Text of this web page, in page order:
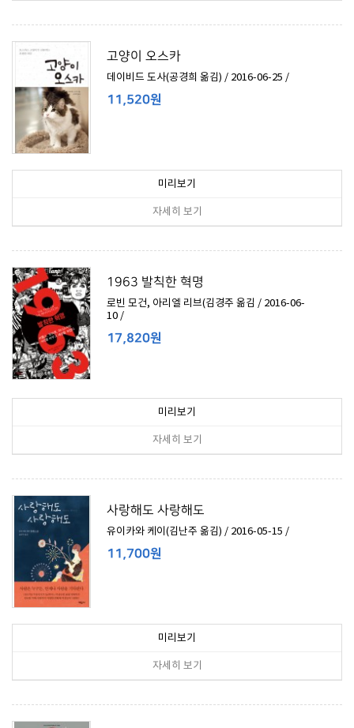
고양이 오스카
데이비드 도사(공경희 옮김) / 2016-06-25 /
11,520원
미리보기
자세히 보기
1963 발칙한 혁명
로빈 모건, 아리엘 리브(김경주 옮김 / 2016-06-
10 /
17,820원
미리보기
자세히 보기
사랑해도 사랑해도
유이카와 케이(김난주 옮김) / 2016-05-15 /
11,700원
미리보기
자세히 보기